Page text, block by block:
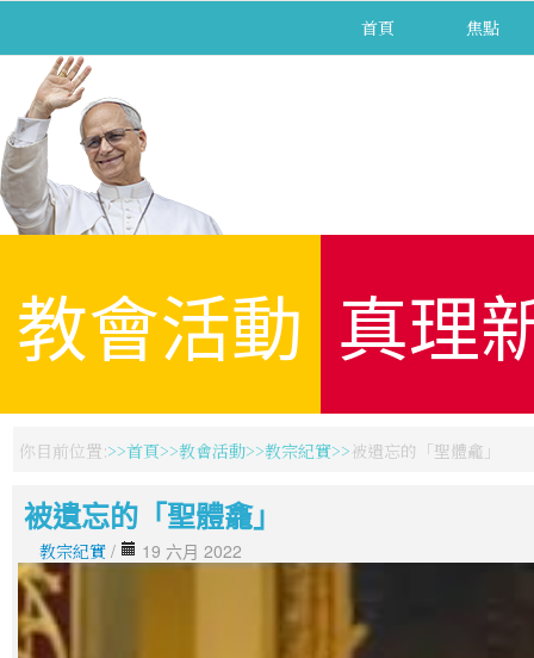
首頁 焦點
教會活動 真理
你目前位置: 首頁 教會活動 教宗紀實 被遺忘的「聖體龕」
被遺忘的「聖體龕」
教宗紀實 / 19 六月 2022